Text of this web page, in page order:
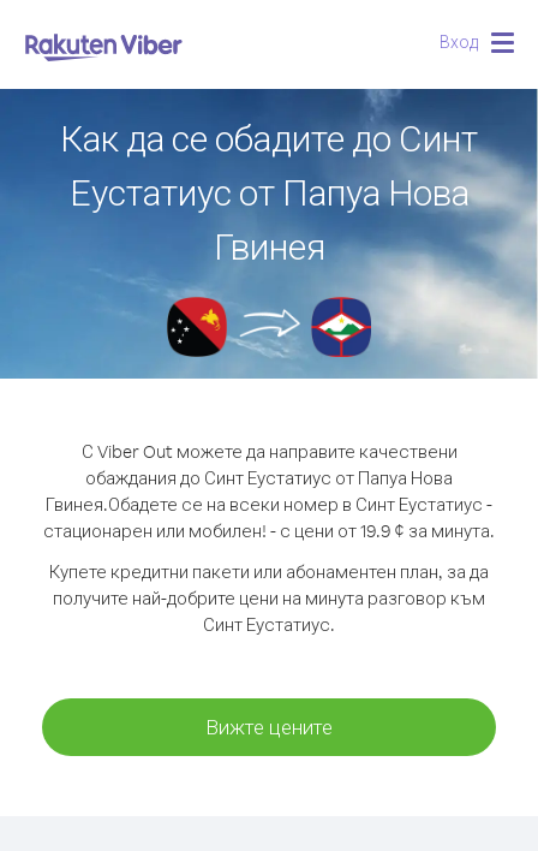
Вход
Как да се обадите до Синт
Еустатиус от Папуа Нова
Гвинея
С Viber Out можете да направите качествени
обаждания до Синт Еустатиус от Папуа Нова
Гвинея.Обадете се на всеки номер в Синт Еустатиус -
стационарен или мобилен! - с цени от 19.9 ¢ за минута.
Купете кредитни пакети или абонаментен план, за да
получите най-добрите цени на минута разговор към
Синт Еустатиус.
Вижте цените